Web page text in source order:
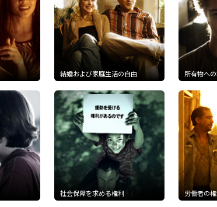
結婚および家庭生活の自由 所有物へ
社会保障を求める権利 労働者の